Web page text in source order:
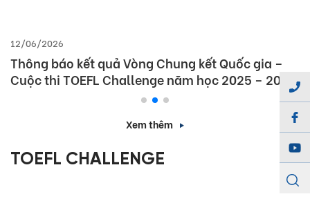
12/06/2026
Thông báo kết quả Vòng Chung kết Quốc gia –
Cuộc thi TOEFL Challenge năm học 2025 – 2026
Xem thêm
TOEFL CHALLENGE